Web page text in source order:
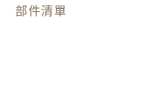
部件清單